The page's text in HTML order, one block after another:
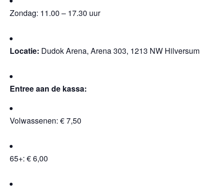
Zondag: 11.00 – 17.30 uur
Locatie: Dudok Arena, Arena 303, 1213 NW Hilversum
Entree aan de kassa:
Volwassenen: € 7,50
65+: € 6,00